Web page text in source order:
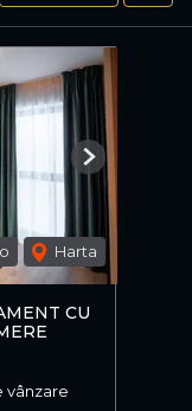
Harta
Next
CU
vânzare